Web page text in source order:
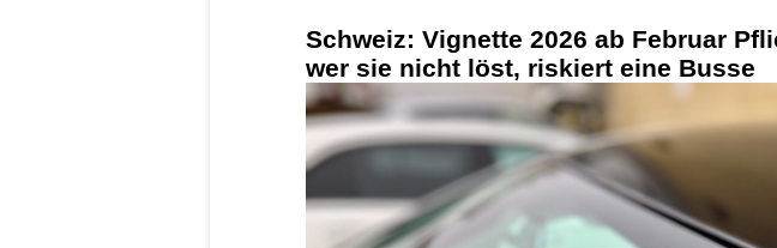
Schweiz: Vignette 2026 ab Februar
wer sie nicht löst, riskiert eine Busse